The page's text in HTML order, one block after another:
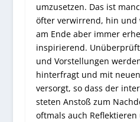
umzusetzen. Das ist
öfter verwirrend, hin und
am Ende aber immer
inspirierend.
und Vorstellungen
hinterfragt und mit
versorgt, so dass der
steten Anstoß zum
oftmals auch